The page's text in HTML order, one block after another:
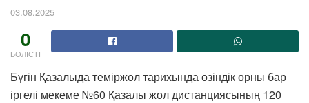
03.08.2025
0
БӨЛІСТІ
Бүгін Қазалыда теміржол тарихында өзіндік орны бар
іргелі мекеме №60 Қазалы жол дистанциясының 120